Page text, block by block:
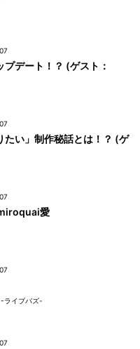
デート！？ (ゲスト：
たい」制作秘話とは！？ (ゲ
愛
ライブバズ-